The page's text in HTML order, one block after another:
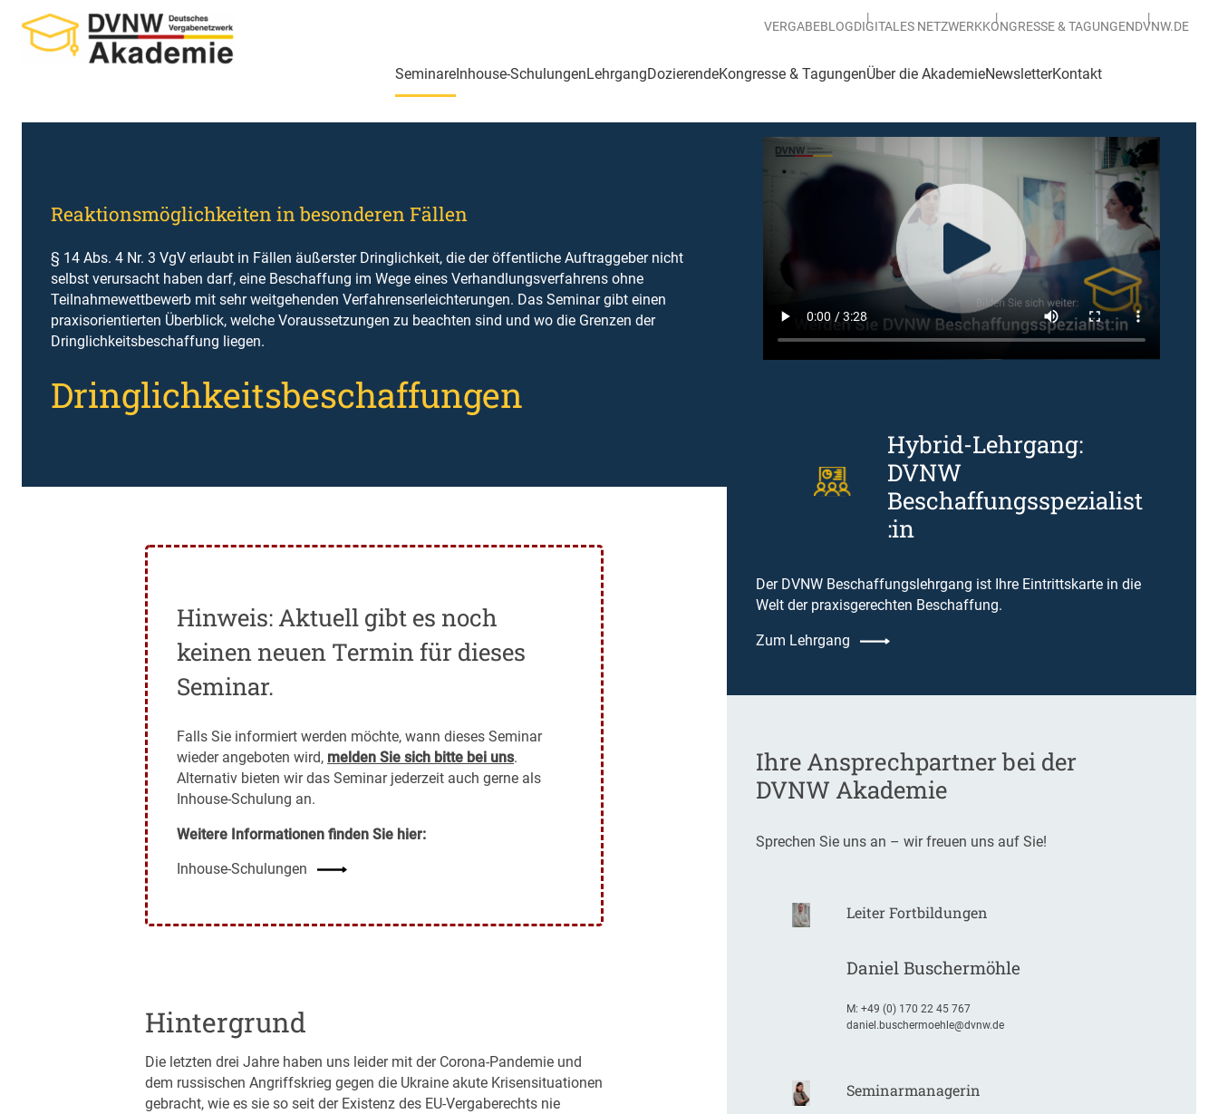
Inhalt
VERGABEBLOGDIGITALES NETZWERKKONGRESSE & TAGUNGENDVNW.DE
Seminare Inhouse-SchulungenLehrgangDozierendeKongresse & TagungenÜber die AkademieNewsletterKontakt
Reaktionsmöglichkeiten in besonderen Fällen
§ 14 Abs. 4 Nr. 3 VgV erlaubt in Fällen äußerster Dringlichkeit, die der öffentliche Auftraggeber nicht
selbst verursacht haben darf, eine Beschaffung im Wege eines Verhandlungsverfahrens ohne
Teilnahmewettbewerb mit sehr weitgehenden Verfahrenserleichterungen. Das Seminar gibt einen
praxisorientierten Überblick, welche Voraussetzungen zu beachten sind und wo die Grenzen der
Dringlichkeitsbeschaffung liegen.
Dringlichkeitsbeschaffungen
Hinweis: Aktuell gibt es noch
keinen neuen Termin für dieses
Seminar.
Falls Sie informiert werden möchte, wann dieses Seminar
wieder angeboten wird, melden Sie sich bitte bei uns.
Alternativ bieten wir das Seminar jederzeit auch gerne als
Inhouse-Schulung an.
Weitere Informationen finden Sie hier:
Inhouse-Schulungen
Hintergrund
Die letzten drei Jahre haben uns leider mit der Corona-Pandemie und
dem russischen Angriffskrieg gegen die Ukraine akute Krisensituationen
gebracht, wie es sie so seit der Existenz des EU-Vergaberechts nie
Hybrid-Lehrgang:
DVNW
Beschaffungsspezialist
:in
Der DVNW Beschaffungslehrgang ist Ihre Eintrittskarte in die
Welt der praxisgerechten Beschaffung.
Zum Lehrgang
Ihre Ansprechpartner bei der
DVNW Akademie
Sprechen Sie uns an – wir freuen uns auf Sie!
Leiter Fortbildungen
Daniel Buschermöhle
M: +49 (0) 170 22 45 767
daniel.buschermoehle@dvnw.de
Seminarmanagerin